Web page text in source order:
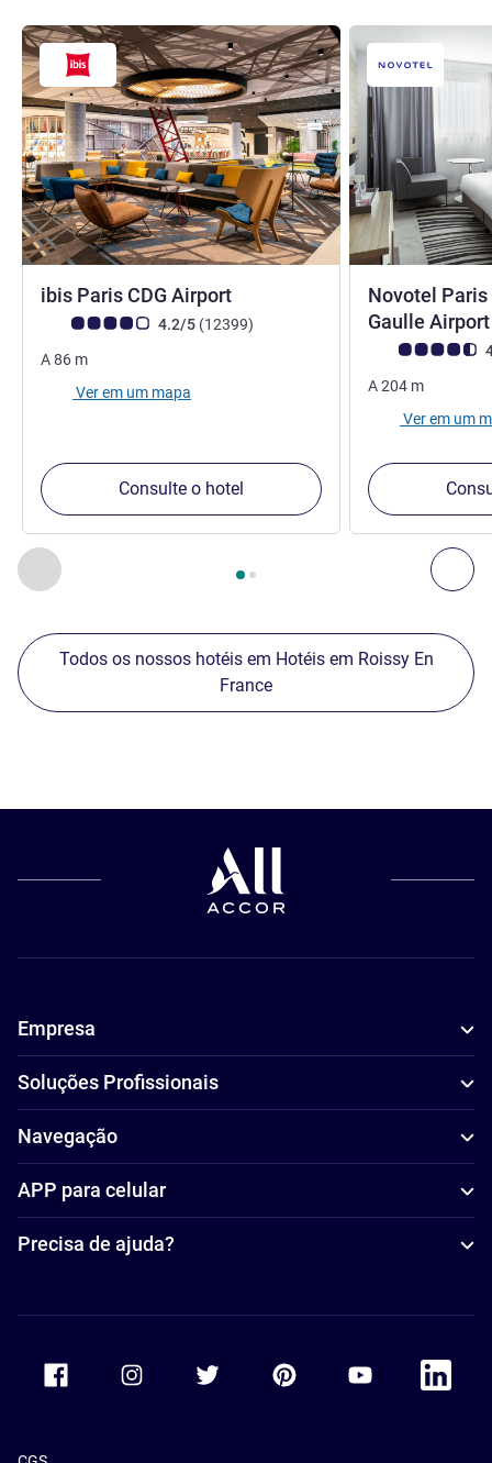
Anterior - Nossos outros estabelecimentos nas
Página , Nossos outros estabelecimentos nas
ibis Paris CDG Airport
Classificação clientes Avis (Classificação ALL)
4.2/5 (12399comentários
)
A86 m
Ver em um mapa
Consulte o hotel
Novotel
Gaulle
Classificação
A204 m
Ver em um
Todos os nossos hotéis em Hotéis em Roissy En
France
Empresa
Soluções Profissionais
Navegação
APP para celular
Precisa de ajuda?
Accor Youtube
Accor